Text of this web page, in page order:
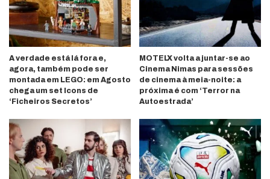
A verdade está lá fora e,
agora, também pode ser
montada em LEGO: em Agosto
chega um set Icons de
‘Ficheiros Secretos’
MOTELX volta a juntar-se ao
Cinema Nimas para sessões
de cinema à meia-noite: a
próxima é com ‘Terror na
Autoestrada’